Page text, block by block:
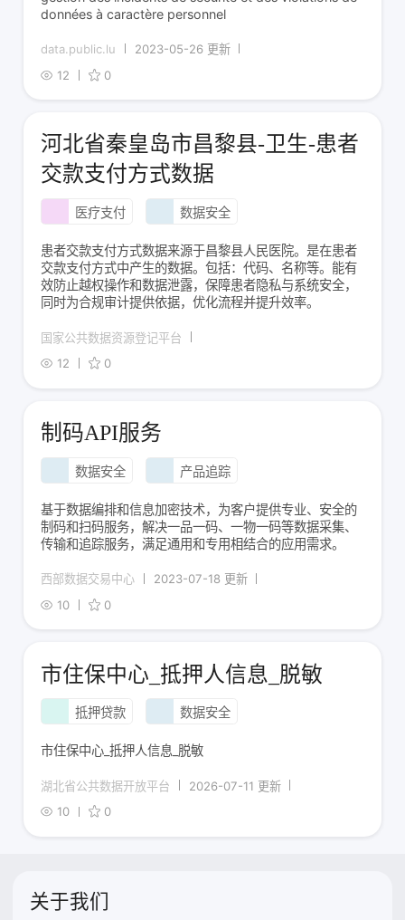
données à caractère personnel
data.public.lu
2023-05-26 更新
12
0
河北省秦皇岛市昌黎县-卫生-患者
交款支付方式数据
医疗支付 数据安全
患者交款支付方式数据来源于昌黎县人民医院。是在患者
交款支付方式中产生的数据。包括：代码、名称等。能有
效防止越权操作和数据泄露，保障患者隐私与系统安全，
同时为合规审计提供依据，优化流程并提升效率。
国家公共数据资源登记平台
12
0
制码API服务
数据安全 产品追踪
基于数据编排和信息加密技术，为客户提供专业、安全的
制码和扫码服务，解决一品一码、一物一码等数据采集、
传输和追踪服务，满足通用和专用相结合的应用需求。
西部数据交易中心
2023-07-18 更新
10
0
市住保中心_抵押人信息_脱敏
抵押贷款 数据安全
市住保中心_抵押人信息_脱敏
湖北省公共数据开放平台
2026-07-11 更新
10
0
关于我们